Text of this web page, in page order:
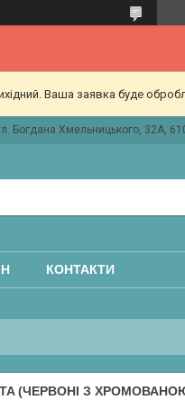
Ваша заявка буде
Богдана Хмельницького, 32А,
КОНТАКТИ
(ЧЕРВОНІ З